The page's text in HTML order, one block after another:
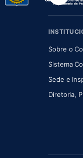
Sobre o
Sistema
Sede e
Diretoria,